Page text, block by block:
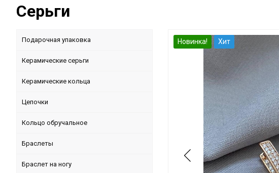
Серьги
Подарочная упаковка
Керамические серьги
Керамические кольца
Цепочки
Кольцо обручальное
Браслеты
Браслет на ногу
Новинка! Хит